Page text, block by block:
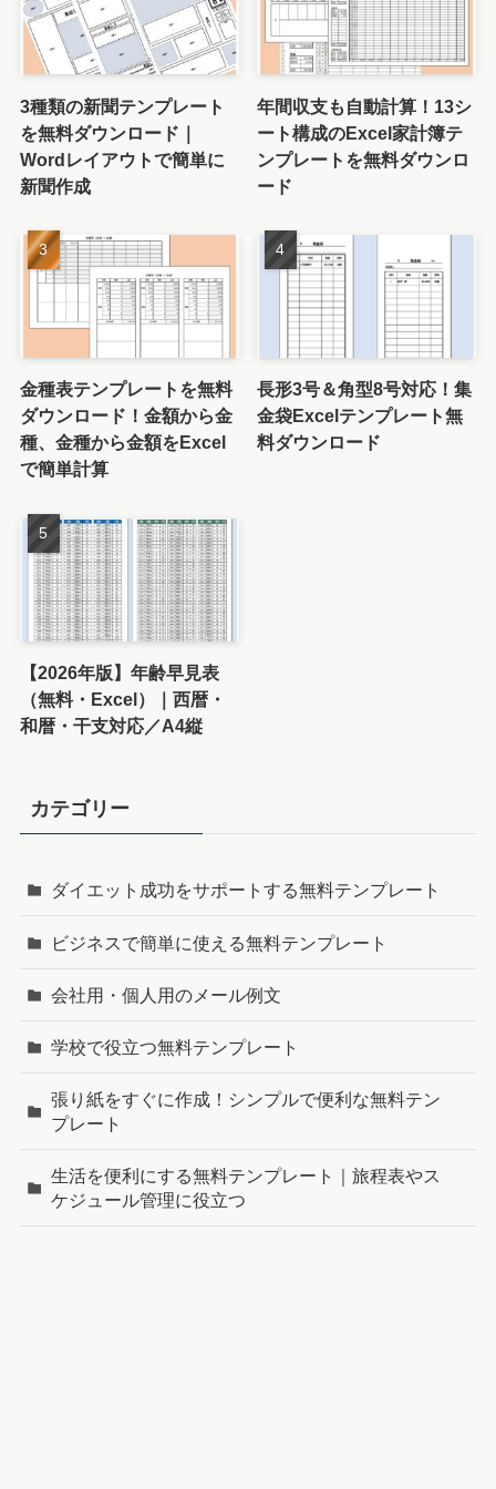
3種類の新聞テンプレート
を無料ダウンロード｜
Wordレイアウトで簡単に
新聞作成
年間収支も自動計算！13シ
ート構成のExcel家計簿テ
ンプレートを無料ダウンロ
ード
金種表テンプレートを無料
ダウンロード！金額から金
種、金種から金額をExcel
で簡単計算
長形3号＆角型8号対応！集
金袋Excelテンプレート無
料ダウンロード
【2026年版】年齢早見表
（無料・Excel）｜西暦・
和暦・干支対応／A4縦
カテゴリー
ダイエット成功をサポートする無料テンプレート
ビジネスで簡単に使える無料テンプレート
会社用・個人用のメール例文
学校で役立つ無料テンプレート
張り紙をすぐに作成！シンプルで便利な無料テン
プレート
生活を便利にする無料テンプレート｜旅程表やス
ケジュール管理に役立つ